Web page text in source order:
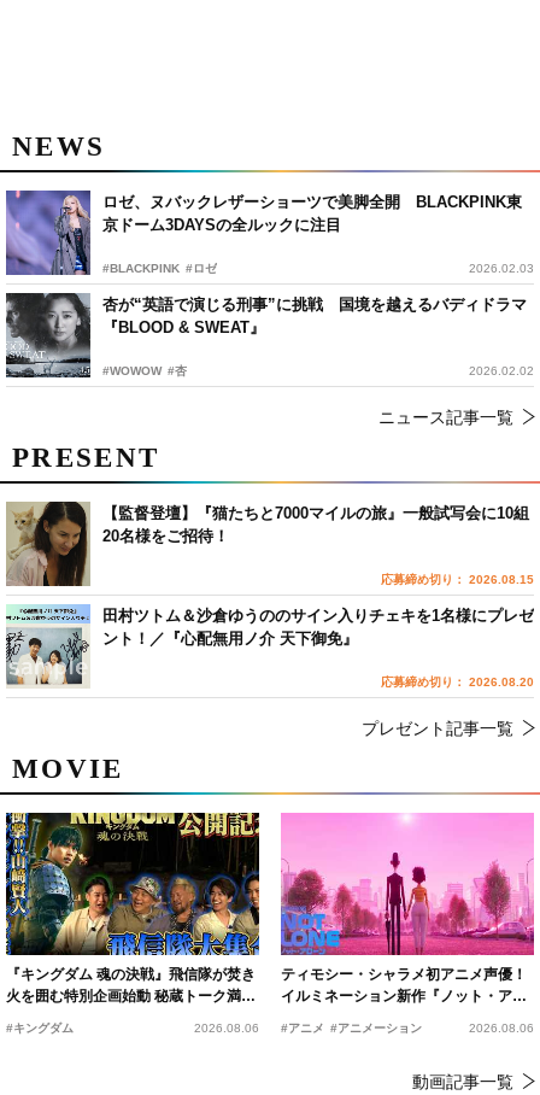
NEWS
ロゼ、ヌバックレザーショーツで美脚全開 BLACKPINK東
京ドーム3DAYSの全ルックに注目
#BLACKPINK #ロゼ 2026.02.03
杏が“英語で演じる刑事”に挑戦 国境を越えるバディドラマ
『BLOOD & SWEAT』
#WOWOW #杏 2026.02.02
ニュース記事一覧
MOVIE
『キングダム 魂の決戦』飛信隊が焚き
火を囲む特別企画始動 秘蔵トーク満載
の“キングダムキャンプ”開催
#キングダム 2026.08.06
ティモシー・シャラメ初アニメ声優！
イルミネーション新作『ノット・アロ
#アニメ #アニメーション 2026.08.06
動画記事一覧
PRESENT
【監督登壇】『猫たちと7000マイルの旅』一般試写会に10組
20名様をご招待！
応募締め切り： 2026.08.15
田村ツトム＆沙倉ゆうののサイン入りチェキを1名様にプレゼ
ント！／『心配無用ノ介 天下御免』
応募締め切り： 2026.08.20
プレゼント記事一覧